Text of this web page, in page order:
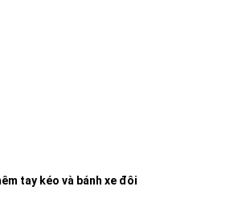
tay kéo và bánh xe đôi